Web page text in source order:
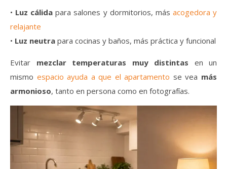
• Luz cálida para salones y dormitorios, más acogedora y
relajante
• Luz neutra para cocinas y baños, más práctica y funcional
Evitar mezclar temperaturas muy distintas en un
mismo espacio ayuda a que el apartamento se vea más
armonioso, tanto en persona como en fotografías.